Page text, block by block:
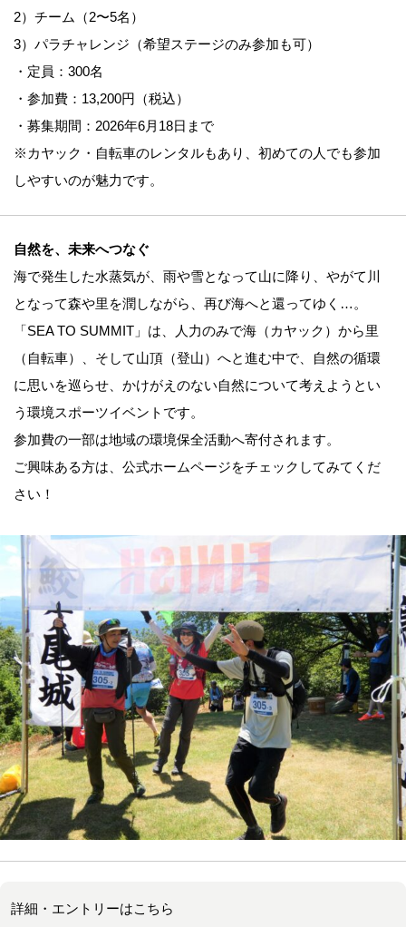
2）チーム（2〜5名）
3）パラチャレンジ（希望ステージのみ参加も可）
・定員：300名
・参加費：13,200円（税込）
・募集期間：2026年6月18日まで
※カヤック・自転車のレンタルもあり、初めての人でも参加
しやすいのが魅力です。
自然を、未来へつなぐ
海で発生した水蒸気が、雨や雪となって山に降り、やがて川
となって森や里を潤しながら、再び海へと還ってゆく…。
「SEA TO SUMMIT」は、人力のみで海（カヤック）から里
（自転車）、そして山頂（登山）へと進む中で、自然の循環
に思いを巡らせ、かけがえのない自然について考えようとい
う環境スポーツイベントです。
参加費の一部は地域の環境保全活動へ寄付されます。
ご興味ある方は、公式ホームページをチェックしてみてくだ
さい！
詳細・エントリーはこちら